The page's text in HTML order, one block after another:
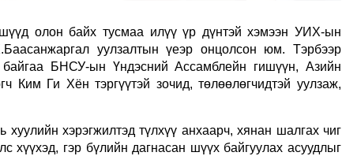
олон байх тусмаа илүү үр дүнтэй хэмээн УИХ-ын
уулзалтын үеэр онцолсон юм. Тэрбээр
БНСУ-ын Үндэсний Ассамблейн гишүүн, Азийн
Ким Ги Хён тэргүүтэй зочид, төлөөлөгчидтэй уулзаж,
хэрэгжилтэд түлхүү анхаарч, хянан шалгах чиг
хүүхэд, гэр бүлийн дагнасан шүүх байгуулах асуудлыг